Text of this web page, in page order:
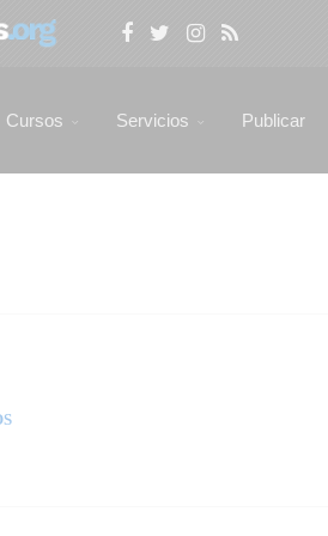
Cursos Servicios Publicar